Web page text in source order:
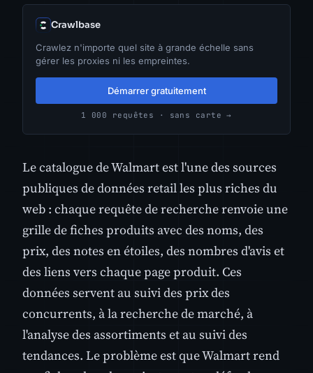
Crawlbase
Crawlez n'importe quel site à grande échelle sans
gérer les proxies ni les empreintes.
Démarrer gratuitement
1 000 requêtes · sans carte →
Le catalogue de Walmart est l'une des sources
publiques de données retail les plus riches du
web : chaque requête de recherche renvoie une
grille de fiches produits avec des noms, des
prix, des notes en étoiles, des nombres d'avis et
des liens vers chaque page produit. Ces
données servent au suivi des prix des
concurrents, à la recherche de marché, à
l'analyse des assortiments et au suivi des
tendances. Le problème est que Walmart rend